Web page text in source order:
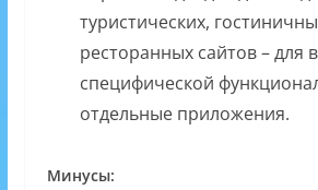
туристических,
ресторанных сайтов – для
специфической
отдельные приложения.
Минусы: